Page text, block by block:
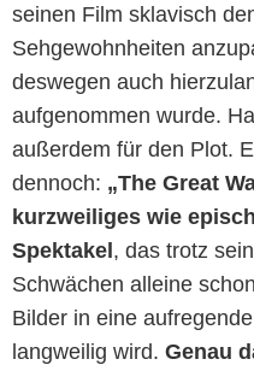
seinen Film sklavisch
Sehgewohnheiten
deswegen auch
aufgenommen wurde.
außerdem für den Plot.
dennoch: „The Great
kurzweiliges wie
Spektakel, das trotz
Schwächen alleine
Bilder in eine
langweilig wird. Genau